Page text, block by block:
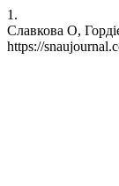
1.
Славкова О,
https://